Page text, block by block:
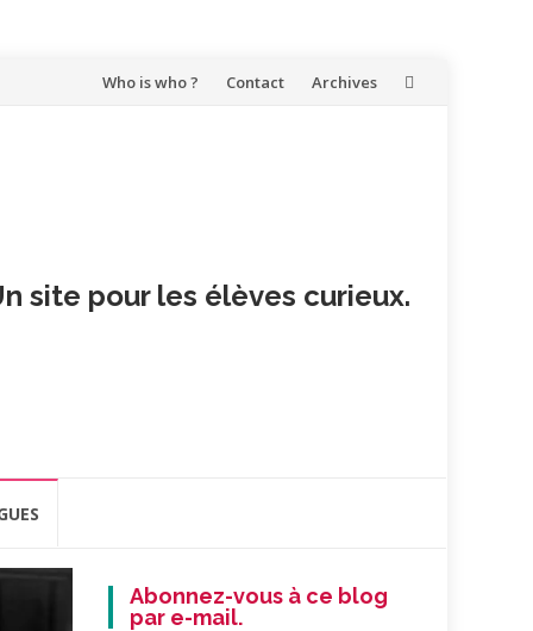
Aller
Who is who ? Contact Archives
site pour les élèves curieux.
Abonnez-vous à ce blog
par e-mail.